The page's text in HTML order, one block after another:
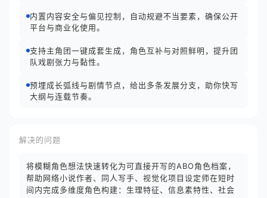
内置内容安全与偏见控制，自动规避不当要素，确保公开
平台与商业化使用。
支持主角团一键成套生成，角色互补与对照鲜明，提升团
队戏剧张力与黏性。
预埋成长弧线与剧情节点，给出多条发展分支，助你快写
大纲与连载节奏。
解决的问题
将模糊角色想法快速转化为可直接开写的ABO角色档案，
帮助网络小说作者、同人写手、视觉化项目设定师在短时
间内完成多维度角色构建：生理特征、信息素特性、社会